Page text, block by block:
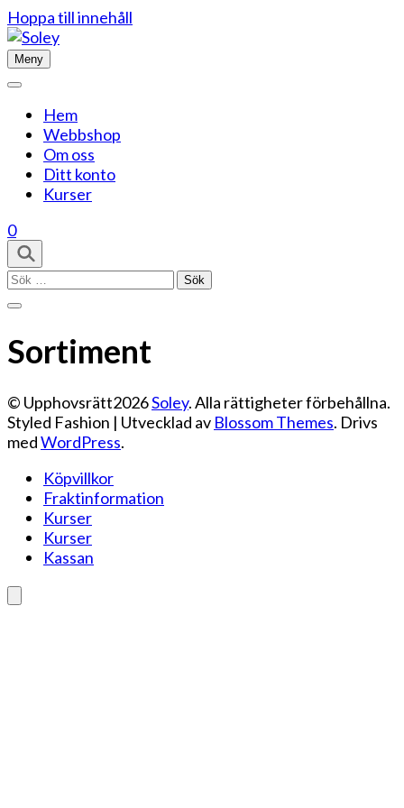
Hoppa till innehåll
Meny
Hem
Webbshop
Om oss
Ditt konto
Kurser
0
Sök
Sortiment
© Upphovsrätt2026Soley. Alla rättigheter förbehållna.
Styled Fashion | Utvecklad av Blossom Themes. Drivs
medWordPress.
Köpvillkor
Fraktinformation
Kurser
Kurser
Kassan